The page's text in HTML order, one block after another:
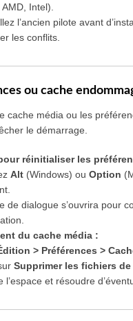
Intel).
l’ancien pilote avant
les conflits.
ou cache
cache média ou les
le démarrage.
réinitialiser les
Alt (Windows) ouOption
de dialogue s’ouvrira pour
du cache média :
> Préférences >
Supprimer les fichiers de
l’espace et résoudre